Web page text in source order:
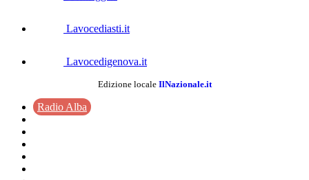
Lavocediasti.it
Lavocedigenova.it
Edizione locale IlNazionale.it
Radio Alba